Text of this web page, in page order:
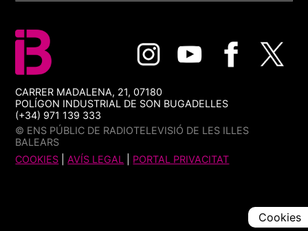
CARRER MADALENA, 21, 07180
POLÍGON INDUSTRIAL DE SON BUGADELLES
(+34) 971 139 333
© ENS PÚBLIC DE RADIOTELEVISIÓ DE LES ILLES
BALEARS
COOKIES |AVÍS LEGAL PORTAL PRIVACITAT
Cookies